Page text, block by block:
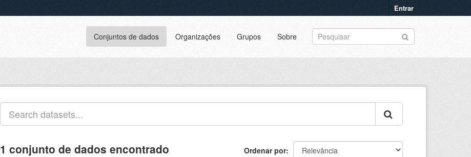
Entrar
Conjuntos de dados Organizações Grupos Sobre
Ordenar por
1 conjunto de dados encontrado